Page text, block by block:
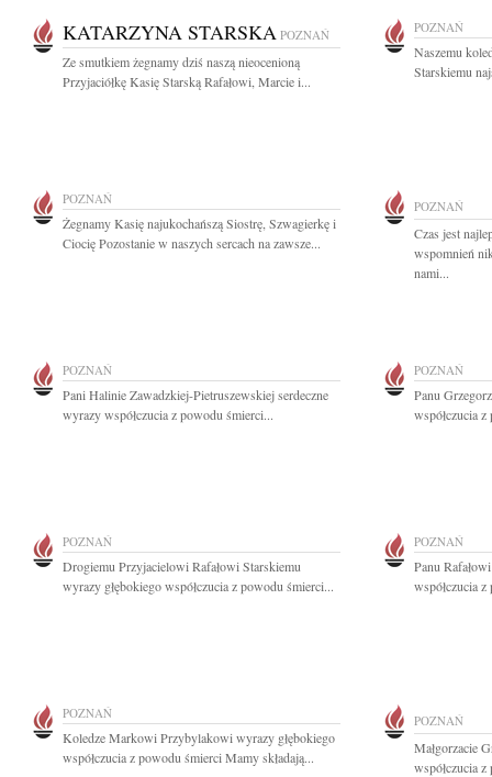
KATARZYNA STARSKA POZNAŃ
Ze smutkiem żegnamy dziś naszą nieocenioną
Przyjaciółkę Kasię Starską Rafałowi, Marcie i...
POZNAŃ
Naszemu
Starskiemu
POZNAŃ
Żegnamy Kasię najukochańszą Siostrę, Szwagierkę i
Ciocię Pozostanie w naszych sercach na zawsze...
POZNAŃ
Czas jest
wspomnień
nami...
POZNAŃ
Pani Halinie Zawadzkiej-Pietruszewskiej serdeczne
wyrazy współczucia z powodu śmierci...
POZNAŃ
Panu
współczucia
POZNAŃ
Drogiemu Przyjacielowi Rafałowi Starskiemu
wyrazy głębokiego współczucia z powodu śmierci...
POZNAŃ
Panu
współczucia
POZNAŃ
Koledze Markowi Przybylakowi wyrazy głębokiego
współczucia z powodu śmierci Mamy składają...
POZNAŃ
Małgorzacie
współczucia